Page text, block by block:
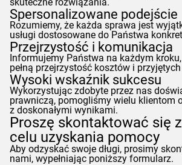
Spersonalizowane podejście
Rozumiemy, że każda sprawa jest
usługi dostosowane do Państwa
Przejrzystość i komunikacja
Informujemy Państwa na każdym
pełną przejrzystość kosztów i
Wysoki wskaźnik sukcesu
Wykorzystując zdobyte przez nas
prawniczą, pomogliśmy wielu klientom
z doskonałymi wynikami.
Proszę skontaktować się
celu uzyskania pomocy
Aby odzyskać swoje długi, prosimy
nami, wypełniając poniższy formularz.